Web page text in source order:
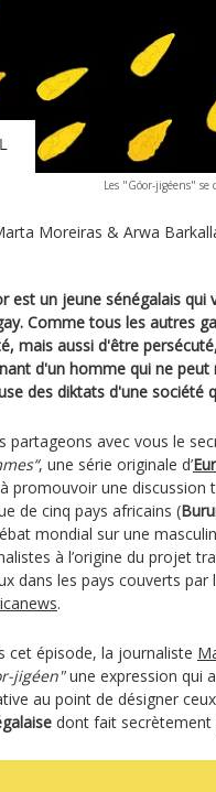
Les "Góor-jigéens"
Moreiras & Arwa
est un jeune sénégalais
Comme tous les autres
mais aussi d'être
d'un homme qui ne peut
des diktats d'une société
partageons avec vous le
, une série originale d’
promouvoir une
de cinq pays africains (
mondial sur une
à l’origine du projet
dans les pays couverts
.
cet épisode, la journaliste
jigéen"une expression qui
au point de désigner
dont fait secrètement